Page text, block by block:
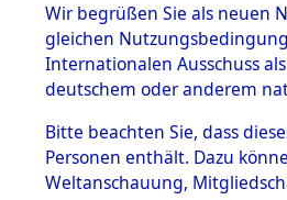
BILD
BESTÄNDE
1.
Wir begrüßen Sie als neuen
gleichen
Internationalen Ausschuss
deutschem oder anderem
Bitte beachten Sie, dass
Personen enthält. Dazu
Weltanschauung,